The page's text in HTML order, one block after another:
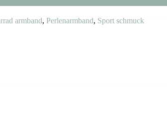
armband,Perlenarmband, Sport schmuck